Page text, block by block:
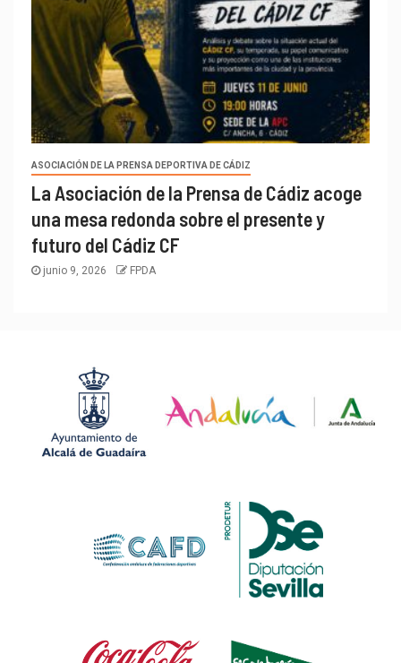
ASOCIACIÓN DE LA PRENSA DEPORTIVA DE CÁDIZ
La Asociación de la Prensa de Cádiz acoge
una mesa redonda sobre el presente y
futuro del Cádiz CF
junio 9, 2026 FPDA